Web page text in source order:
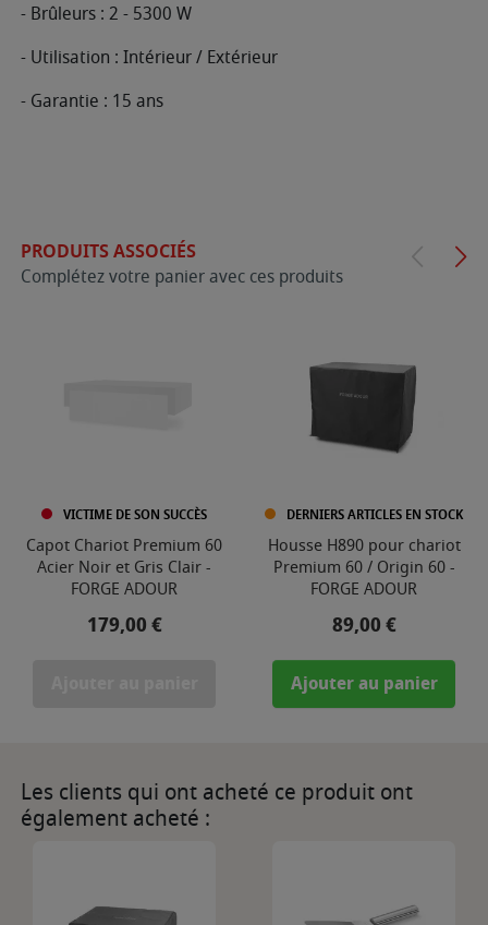
- Brûleurs : 2 - 5300 W
- Utilisation : Intérieur / Extérieur
- Garantie : 15 ans
PRODUITS ASSOCIÉS
Complétez votre panier avec ces produits
VICTIME DE SON SUCCÈS
Capot Chariot Premium 60
Acier Noir et Gris Clair -
FORGE ADOUR
Prix
179,00 €
DERNIERS ARTICLES EN STOCK
Housse H890 pour chariot
Premium 60 / Origin 60 -
FORGE ADOUR
Prix
89,00 €
Ajouter au panier
Les clients qui ont acheté ce produit ont
également acheté :